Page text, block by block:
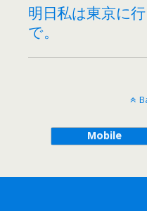
明日私は東京に
で。
Mobile